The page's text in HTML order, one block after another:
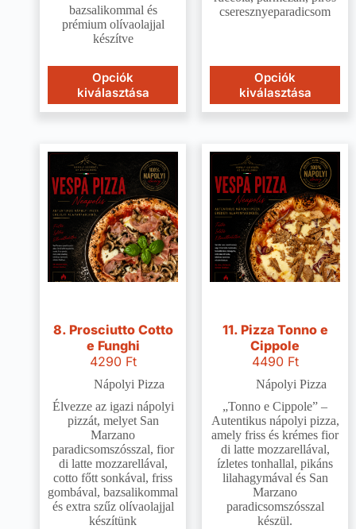
bazsalikommal és
prémium olívaolajjal
készítve
Opciók
kiválasztása
cseresznyeparadicsom
Opciók
kiválasztása
8. Prosciutto Cotto
e Funghi
4290 Ft
Nápolyi Pizza
Élvezze az igazi nápolyi
pizzát, melyet San
Marzano
paradicsomszósszal, fior
di latte mozzarellával,
cotto főtt sonkával, friss
gombával, bazsalikommal
és extra szűz olívaolajjal
készítünk
11. Pizza Tonno e
Cippole
4490 Ft
Nápolyi Pizza
„Tonno e Cippole” –
Autentikus nápolyi pizza,
amely friss és krémes fior
di latte mozzarellával,
ízletes tonhallal, pikáns
lilahagymával és San
Marzano
paradicsomszósszal
készül.